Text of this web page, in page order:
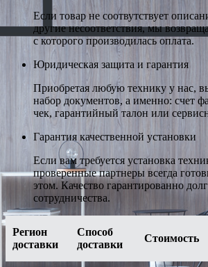
Если товар не соотвутствует
другие несоответствия, мы
с которого производилась оплата.
Юридическая защита и гарантия
Приобретая любую технику у нас,
набор документов, а именно: счет
чек, гарантийный талон или
Гарантия качественной установки
Если вам требуется установка
проверенные партнеры всегда
этом. Качество гарантированно
сотрудничества.
Регион
доставки
Способ
доставки
Стоимость